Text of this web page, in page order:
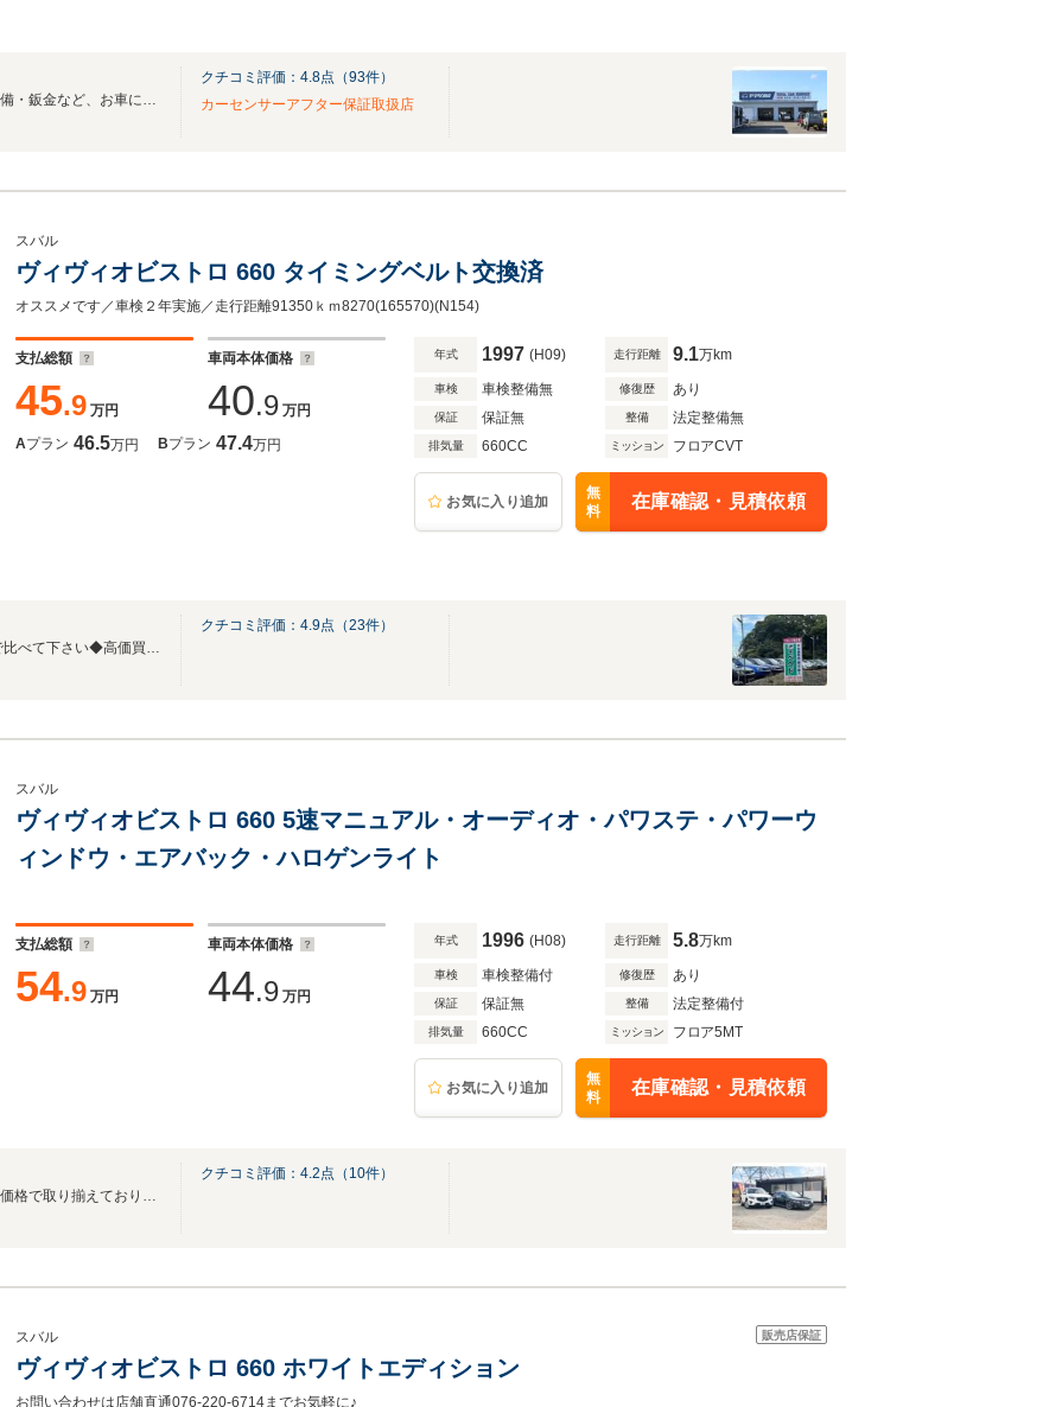
中古車・新車・買取・車検・整備・鈑金など、お車に関する事は何でもご相談下さい！
クチコミ評価： 4.8点（93件）
カーセンサーアフター保証取扱店
スバル
ヴィヴィオビストロ 660 タイミングベルト交換済
オススメです／車検２年実施／走行距離91350ｋｍ8270(165570)(N154)
支払総額
45.9 万円
車両本体価格
40.9 万円
Aプラン 46.5万円 Bプラン 47.4万円
年式 1997 (H09) 走行距離 9.1万km
車検 車検整備無 修復歴 あり
保証 保証無 整備 法定整備無
排気量 660CC ミッション フロアCVT
お気に入り追加
無
料
在庫確認・見積依頼
◆格安中古車販売！ 【総額】で比べて下さい◆高価買取実施中！◆カード払い可能◆
クチコミ評価： 4.9点（23件）
スバル
ヴィヴィオビストロ 660 5速マニュアル・オーディオ・パワステ・パワーウ
ィンドウ・エアバック・ハロゲンライト
支払総額
54.9 万円
車両本体価格
44.9 万円
年式 1996 (H08) 走行距離 5.8万km
車検 車検整備付 修復歴 あり
保証 保証無 整備 法定整備付
排気量 660CC ミッション フロア5MT
お気に入り追加
無
料
在庫確認・見積依頼
安心の総額表示！お求めやすい価格で取り揃えております。ご来店お待ちしております♪
クチコミ評価： 4.2点（ 10件）
販売店保証
スバル
ヴィヴィオビストロ 660 ホワイトエディション
お問い合わせは店舗直通076-220-6714までお気軽に♪